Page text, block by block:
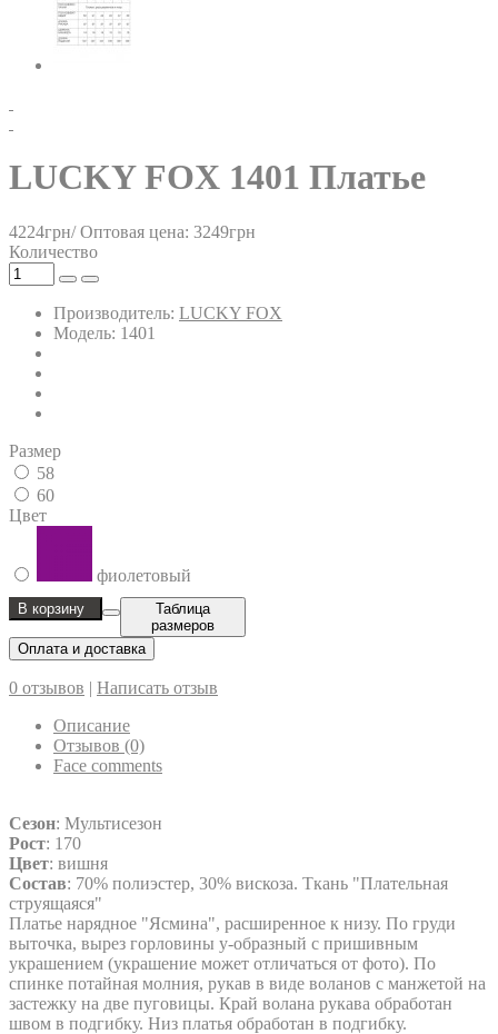
LUCKY FOX 1401 Платье
4224грн/ Оптовая цена: 3249грн
Количество
Производитель: LUCKY FOX
Модель: 1401
Размер
58
60
Цвет
фиолетовый
В корзину
Таблица
размеров
Оплата и доставка
0 отзывов | Написать отзыв
Описание
Отзывов (0)
Face comments
Сезон: Мультисезон
Рост: 170
Цвет: вишня
Состав: 70% полиэстер, 30% вискоза. Ткань "Плательная
струящаяся"
Платье нарядное "Ясмина", расширенное к низу. По груди
выточка, вырез горловины у-образный с пришивным
украшением (украшение может отличаться от фото). По
спинке потайная молния, рукав в виде воланов с манжетой на
застежку на две пуговицы. Край волана рукава обработан
швом в подгибку. Низ платья обработан в подгибку.